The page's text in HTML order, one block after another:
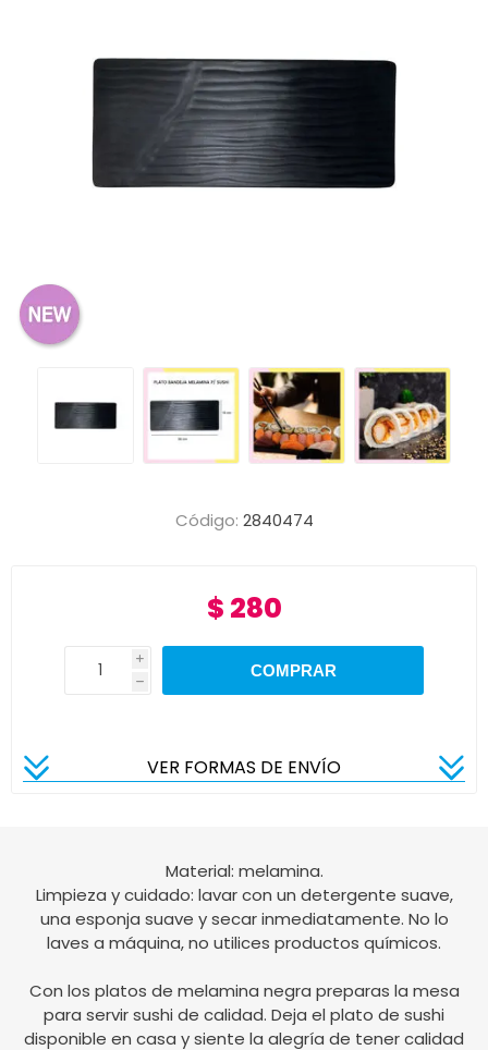
Código: 2840474
$ 280
i
h
VER FORMAS DE ENVÍO
Material: melamina.
Limpieza y cuidado: lavar con un detergente suave,
una esponja suave y secar inmediatamente. No lo
laves a máquina, no utilices productos químicos.
Con los platos de melamina negra preparas la mesa
para servir sushi de calidad. Deja el plato de sushi
disponible en casa y siente la alegría de tener calidad